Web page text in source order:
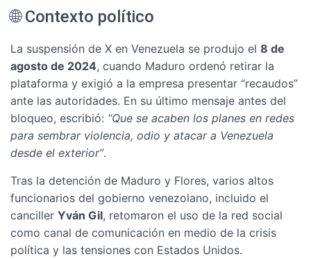
🌐 Contexto político
La suspensión de X en Venezuela se produjo el 8 de
agosto de 2024, cuando Maduro ordenó retirar la
plataforma y exigió a la empresa presentar “recaudos”
ante las autoridades. En su último mensaje antes del
bloqueo, escribió: “Que se acaben los planes en redes
para sembrar violencia, odio y atacar a Venezuela
desde el exterior”.
Tras la detención de Maduro y Flores, varios altos
funcionarios del gobierno venezolano, incluido el
canciller Yván Gil, retomaron el uso de la red social
como canal de comunicación en medio de la crisis
política y las tensiones con Estados Unidos.